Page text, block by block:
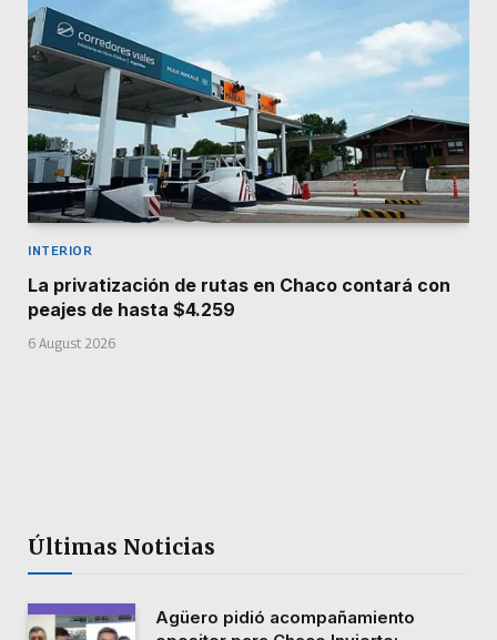
INTERIOR
La privatización de rutas en Chaco contará con
peajes de hasta $4.259
6 August 2026
Últimas Noticias
Agüero pidió acompañamiento